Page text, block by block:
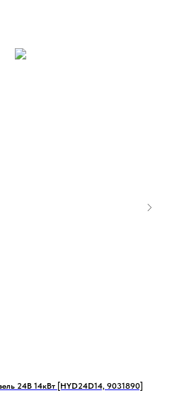
24В 14кВт [HYD24D14, 9031890]